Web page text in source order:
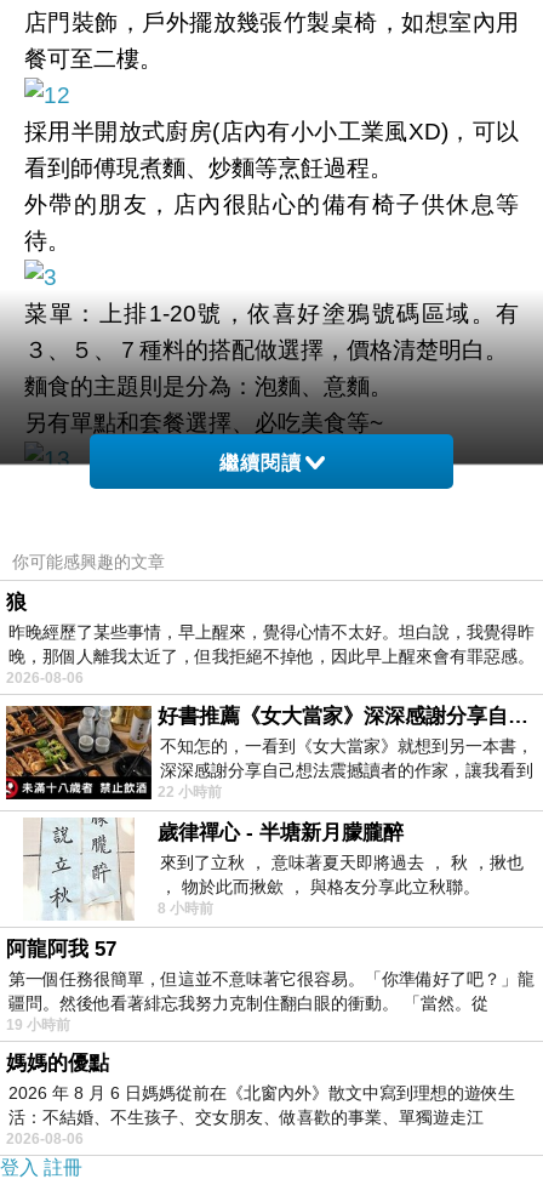
店門裝飾，戶外擺放幾張竹製桌椅，如想室內用
餐可至二樓。
採用半開放式廚房(店內有小小工業風XD)，可以
看到師傅現煮麵、炒麵等烹飪過程。
外帶的朋友，店內很貼心的備有椅子供休息等
待。
菜單：上排1-20號，依喜好塗鴉號碼區域。有
３、５、７種料的搭配做選擇，價格清楚明白。
麵食的主題則是分為：泡麵、意麵。
另有單點和套餐選擇、必吃美食等~
記得曾吃過炒泡麵是在金門初體驗，首次目睹炒
在高雄是第一次吃到炒泡麵的店～
可以歸類為高雄捷運美食系列之一，特色成份較
多。
日式唐揚炸雞＋雪碧不敗點法～
與韓國炸雞配燒酒有異曲同工之妙，之前去韓國
外帶炸雞也是給一小罐雪碧呢~
唐揚炸雞金黃酥脆，每塊雞塊的塊頭都不小，給
得頗大氣！
聽服務人員說，店家炸雞都是使用雞腿肉，雞肉
加上雞皮一起去炸。
外皮酥脆、有卡茲酥脆聲響，雞肉頗嫩口，不柴
不乾！！吃起來有點種鹽酥雞的風味。
這道大推，是來到塩居特製炒麵要點的一樣好
物。
繼續閱讀
你可能感興趣的文章
狼
昨晚經歷了某些事情，早上醒來，覺得心情不太好。坦白說，我覺得昨
晚，那個人離我太近了，但我拒絕不掉他，因此早上醒來會有罪惡感。
2026-08-06
好書推薦《女大當家》深深感謝分享自己想法震撼讀者的作家，讓我看到不同樣貌的家庭！
不知怎的，一看到《女大當家》就想到另一本書，
深深感謝分享自己想法震撼讀者的作家，讓我看到
不同樣貌的家庭！ 《女大
22 小時前
歲律禪心 - 半塘新月朦朧醉
來到了立秋 ， 意味著夏天即將過去 ， 秋 ，揪也
， 物於此而揪歛 ， 與格友分享此立秋聯。
8 小時前
阿龍阿我 57
第一個任務很簡單，但這並不意味著它很容易。「你準備好了吧？」龍
疆問。然後他看著緋忘我努力克制住翻白眼的衝動。 「當然。從
19 小時前
媽媽的優點
2026 年 8 月 6 日媽媽從前在《北窗內外》散文中寫到理想的遊俠生
活：不結婚、不生孩子、交女朋友、做喜歡的事業、單獨遊走江
湖⋯⋯，
2026-08-06
登入 註冊